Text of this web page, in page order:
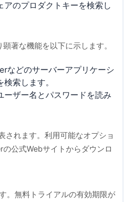
アのプロダクトキーを検索し
著な機能を以下に示します。
などのサーバーアプリケーシ
検索します。
ザー名とパスワードを読み
されます。利用可能なオプショ
公式Webサイトからダウンロ
。無料トライアルの有効期限が